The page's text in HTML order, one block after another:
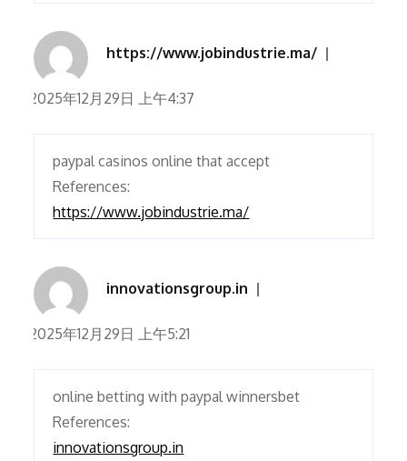
https://www.jobindustrie.ma/
2025年12月29日 上午4:37
paypal casinos online that accept
References:
https://www.jobindustrie.ma/
innovationsgroup.in
2025年12月29日 上午5:21
online betting with paypal winnersbet
References:
innovationsgroup.in